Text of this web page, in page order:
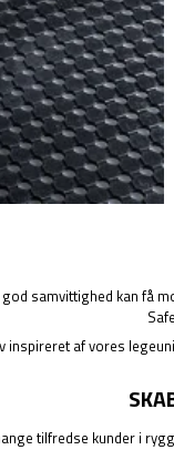
samvittighed kan
inspireret af vores
tilfredse kunder i